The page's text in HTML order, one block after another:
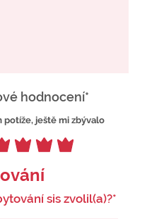
hodnocení*
potíže, ještě mi zbývalo
sis zvolil(a)?*